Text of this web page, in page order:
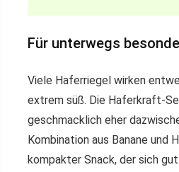
Für unterwegs
Viele Haferriegel wirken
extrem süß. Die Haferkraft-
geschmacklich eher
Kombination aus Banane und
kompakter Snack, der sich